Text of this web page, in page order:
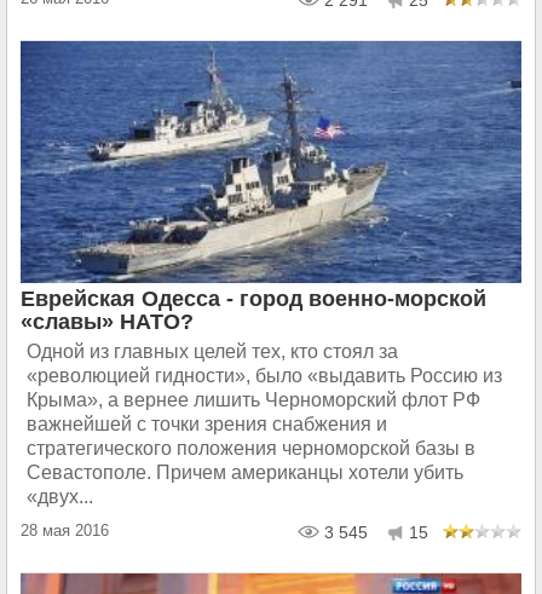
Еврейская Одесса - город военно-морской
«славы» НАТО?
Одной из главных целей тех, кто стоял за
«революцией гидности», было «выдавить Россию из
Крыма», а вернее лишить Черноморский флот РФ
важнейшей с точки зрения снабжения и
стратегического положения черноморской базы в
Севастополе. Причем американцы хотели убить
«двух...
28 мая 2016 3 545 15